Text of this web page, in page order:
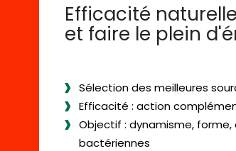
Efficacité
et faire le plein
Sélection des meilleures
Efficacité : action
Objectif : dynamisme,
bactériennes